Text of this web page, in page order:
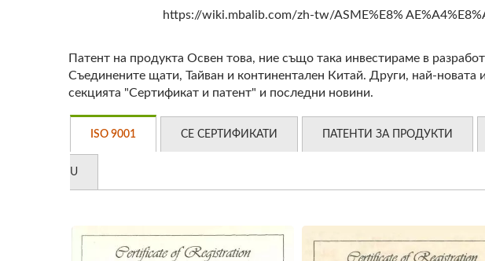
https://wiki.mbalib.com/zh-tw/ASME%E8%
Патент на продукта Освен това, ние също така инвестираме в
Съединените щати, Тайван и континентален Китай. Други, най-
секцията "Сертификат и патент" и последни новини.
ISO 9001 CE СЕРТИФИКАТИ ПАТЕНТИ ЗА ПРОДУКТИ
U